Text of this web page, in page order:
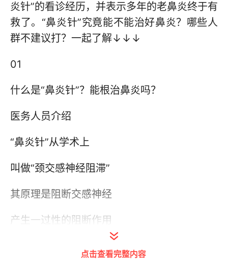
炎针”的看诊经历，并表示多年的老鼻炎终于有
救了。“鼻炎针”究竟能不能治好鼻炎？哪些人
群不建议打？一起了解↓↓↓
01
什么是“鼻炎针”？能根治鼻炎吗？
医务人员介绍
“鼻炎针”从学术上
叫做“颈交感神经阻滞”
其原理是阻断交感神经
产生一过性的阻断作用
从而降低鼻腔黏膜对温度、花粉等
点击查看完整内容